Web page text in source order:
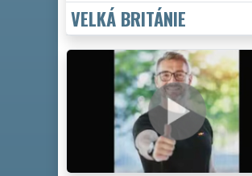
VELKÁ BRITÁNIE